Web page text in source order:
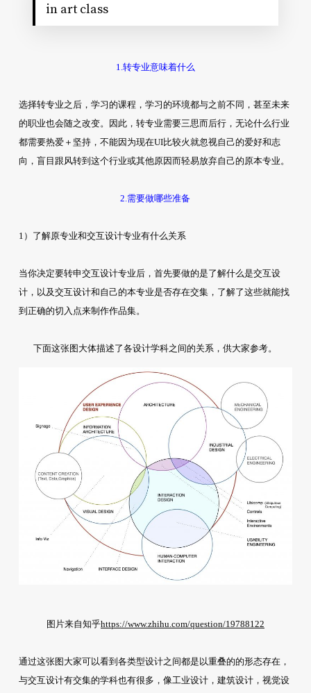
in art class
1.转专业意味着什么
选择转专业之后，学习的课程，学习的环境都与之前不同，甚至未来
的职业也会随之改变。因此，转专业需要三思而后行，无论什么行业
都需要热爱＋坚持，不能因为现在UI比较火就忽视自己的爱好和志
向，盲目跟风转到这个行业或其他原因而轻易放弃自己的原本专业。
2.需要做哪些准备
1）了解原专业和交互设计专业有什么关系
当你决定要转申交互设计专业后，首先要做的是了解什么是交互设
计，以及交互设计和自己的本专业是否存在交集，了解了这些就能找
到正确的切入点来制作作品集。
下面这张图大体描述了各设计学科之间的关系，供大家参考。
图片来自知乎https://www.zhihu.com/question/19788122
通过这张图大家可以看到各类型设计之间都是以重叠的的形态存在，
与交互设计有交集的学科也有很多，像工业设计，建筑设计，视觉设